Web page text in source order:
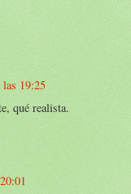
las 19:25
qué realista.